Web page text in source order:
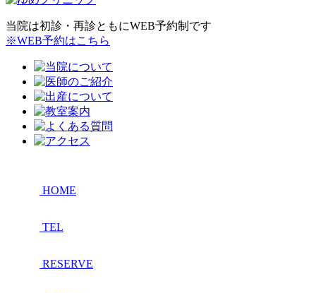
当院は初診・再診ともにWEB予約制です
※WEB予約はこちら
HOME
TEL
RESERVE